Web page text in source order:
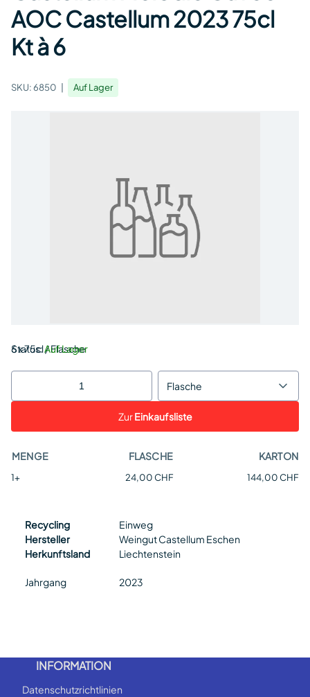
AOC Castellum 2023 75cl
Kt à 6
SKU:6850 Auf Lager
Status:Auf Lager
6 x 75cl / Flasche
Flasche
ZurEinkaufsliste
MENGE FLASCHE KARTON
1+ 24,00 CHF 144,00 CHF
Recycling
Einweg
Hersteller
Weingut Castellum Eschen
Herkunftsland
Liechtenstein
Jahrgang 2023
INFORMATION
Datenschutzrichtlinien